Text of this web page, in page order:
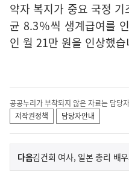
약자 복지가 중요 국정
균 8.3％씩 생계급여를
인 월 21만 원을 인상했습
공공누리가 부착되지 않은 자료는 담당
저작권정책
담당자안내
이
전
다음기
사